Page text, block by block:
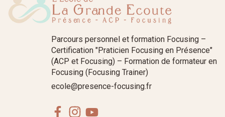
Parcours personnel et formation Focusing –
Certification "Praticien Focusing en Présence"
(ACP et Focusing) – Formation de formateur en
Focusing (Focusing Trainer)
ecole@presence-focusing.fr
FacebookInstagram